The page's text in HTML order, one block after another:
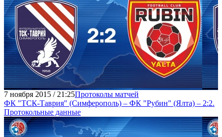
7 ноября 2015 / 21:25Протоколы матчей
ФК "ТСК-Таврия" (Симферополь) – ФК "Рубин" (Ялта) – 2:2.
Протокольные данные